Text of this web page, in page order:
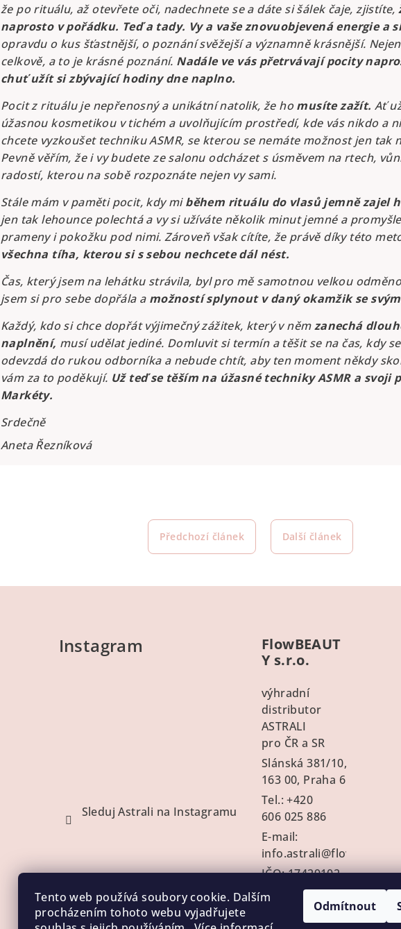
Tento web používá soubory cookie. Dalším
procházením tohoto webu vyjadřujete
Odmítnout
že po rituálu, až otevřete oči, nadechnete se a dáte si šálek čaje, zjistíte,
naprosto v pořádku. Teď a tady. Vy a vaše znovuobjevená energie a
opravdu o kus šťastnější, o poznání svěžejší a významně krásnější.
celkově, a to je krásné poznání. Nadále ve vás přetrvávají pocity
chuť užít si zbývající hodiny dne naplno.
Pocit z rituálu je nepřenosný a unikátní natolik, že ho musíte zažít. Ať
úžasnou kosmetikou v tichém a uvolňujícím prostředí, kde vás nikdo a
chcete vyzkoušet techniku ASMR, se kterou se nemáte možnost jen tak
Pevně věřím, že i vy budete ze salonu odcházet s úsměvem na rtech,
radostí, kterou na sobě rozpoznáte nejen vy sami.
Stále mám v paměti pocit, kdy miběhem rituálu do vlasů jemně zajel
jen tak lehounce polechtá a vy si užíváte několik minut jemné a
prameny i pokožku pod nimi. Zároveň však cítíte, že právě díky této
všechna tíha, kterou si s sebou nechcete dál nést.
Čas, který jsem na lehátku strávila, byl pro mě samotnou velkou
jsem si pro sebe dopřála a možností splynout v daný okamžik se
Každý, kdo si chce dopřát výjimečný zážitek, který v němzanechá
naplnění, musí udělat jediné. Domluvit si termín a těšit se na čas, kdy
odevzdá do rukou odborníka a nebude chtít, aby ten moment někdy
vám za to poděkují. Už teď se těším na úžasné techniky ASMR a svoji
Markéty.
Srdečně
Aneta Řezníková
Předchozí článek Další článek
Instagram
Sleduj Astrali na Instagramu
FlowBEAUT
Y s.r.o.
výhradní
distributor
ASTRALI
pro ČR a SR
Slánská 381/10,
163 00, Praha 6
Tel.: +420
606 025 886
E-mail:
info.astrali@flowbeauty.cz
IČO:17429102
Číslo účtu:123-
9532630207/0100